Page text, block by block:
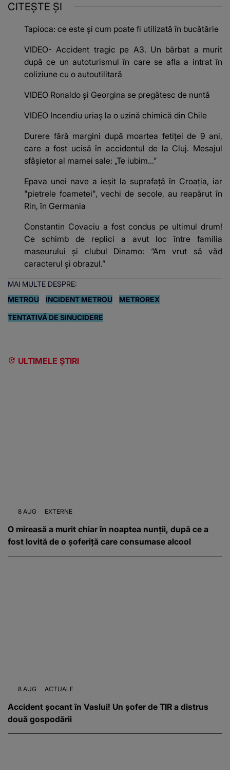
CITEȘTE ȘI
Tapioca: ce este și cum poate fi utilizată în bucătărie
VIDEO- Accident tragic pe A3. Un bărbat a murit
după ce un autoturismul în care se afla a intrat în
coliziune cu o autoutilitară
VIDEO Ronaldo și Georgina se pregătesc de nuntă
VIDEO Incendiu uriaș la o uzină chimică din Chile
Durere fără margini după moartea fetiței de 9 ani,
care a fost ucisă în accidentul de la Cluj. Mesajul
sfâșietor al mamei sale: „Te iubim…”
Epava unei nave a ieșit la suprafață în Croația, iar
"pietrele foametei", vechi de secole, au reapărut în
Rin, în Germania
Constantin Covaciu a fost condus pe ultimul drum!
Ce schimb de replici a avut loc între familia
maseurului și clubul Dinamo: “Am vrut să văd
caracterul și obrazul.”
MAI MULTE DESPRE:
METROU
INCIDENT METROU METROREX
TENTATIVĂ DE SINUCIDERE
ULTIMELE ȘTIRI
8 AUG EXTERNE
O mireasă a murit chiar în noaptea nunții, după ce a
fost lovită de o șoferiță care consumase alcool
8 AUG ACTUALE
Accident șocant în Vaslui! Un șofer de TIR a distrus
două gospodării